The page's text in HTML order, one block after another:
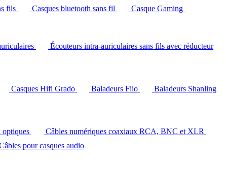
fils Casques bluetooth sans fil
Casque Gaming
Écouteurs intra-auriculaires sans fils avec réducteur
Casques Hifi Grado Baladeurs Fiio
Baladeurs Shanling
optiques
Câbles numériques coaxiaux RCA, BNC et XLR
pour casques audio